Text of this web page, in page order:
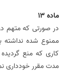
ماده 13
در صورتی که متهم
ممنوع شده نداشته
کاری که منع
مدت مقرر خودداری